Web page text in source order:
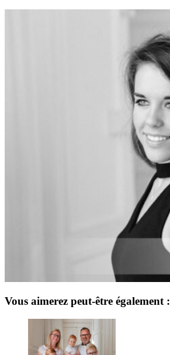
Vous aimerez peut-être également :